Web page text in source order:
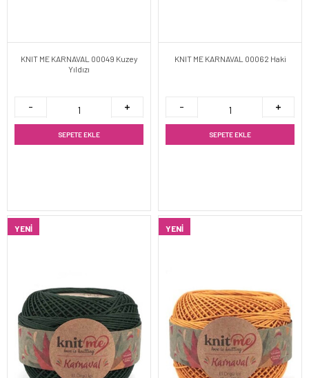
KNIT ME KARNAVAL 00049 Kuzey
Yıldızı
SEPETE EKLE
KNIT ME KARNAVAL 00062 Haki
SEPETE EKLE
YENI YENI